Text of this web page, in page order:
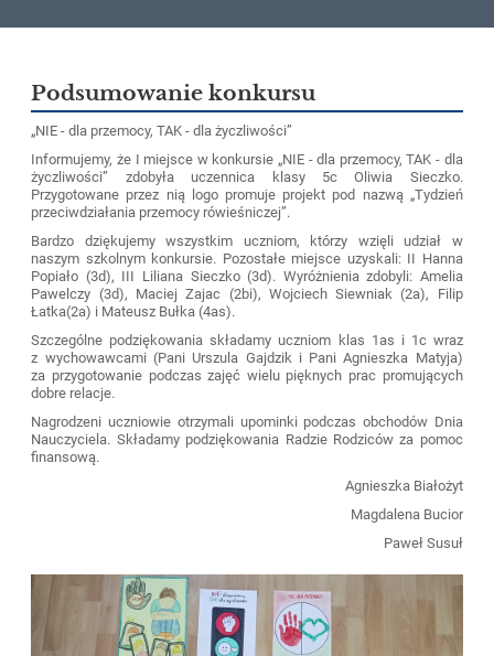
Podsumowanie konkursu
„NIE - dla przemocy, TAK - dla życzliwości”
Informujemy, że I miejsce w konkursie „NIE - dla przemocy, TAK - dla
życzliwości” zdobyła uczennica klasy 5c Oliwia Sieczko.
Przygotowane przez nią logo promuje projekt pod nazwą „Tydzień
przeciwdziałania przemocy rówieśniczej”.
Bardzo dziękujemy wszystkim uczniom, którzy wzięli udział w
naszym szkolnym konkursie. Pozostałe miejsce uzyskali: II Hanna
Popiało (3d), III Liliana Sieczko (3d). Wyróżnienia zdobyli: Amelia
Pawelczy (3d), Maciej Zajac (2bi), Wojciech Siewniak (2a), Filip
Łatka(2a) i Mateusz Bułka (4as).
Szczególne podziękowania składamy uczniom klas 1as i 1c wraz
z wychowawcami (Pani Urszula Gajdzik i Pani Agnieszka Matyja)
za przygotowanie podczas zajęć wielu pięknych prac promujących
dobre relacje.
Nagrodzeni uczniowie otrzymali upominki podczas obchodów Dnia
Nauczyciela. Składamy podziękowania Radzie Rodziców za pomoc
finansową.
Agnieszka Białożyt
Magdalena Bucior
Paweł Susuł